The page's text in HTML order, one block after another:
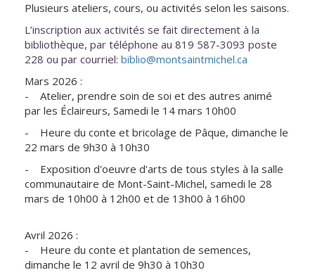
Plusieurs ateliers, cours, ou activités selon les saisons.
L’inscription aux activités se fait directement à la
bibliothèque, par téléphone au 819 587-3093 poste
228 ou par courriel: biblio@montsaintmichel.ca
Mars 2026 :
- Atelier, prendre soin de soi et des autres animé
par les Éclaireurs, Samedi le 14 mars 10h00
- Heure du conte et bricolage de Pâque, dimanche le
22 mars de 9h30 à 10h30
- Exposition d'oeuvre d'arts de tous styles à la salle
communautaire de Mont-Saint-Michel, samedi le 28
mars de 10h00 à 12h00 et de 13h00 à 16h00
Avril 2026 :
- Heure du conte et plantation de semences,
dimanche le 12 avril de 9h30 à 10h30